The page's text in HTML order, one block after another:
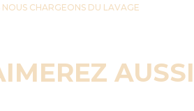
NOUS CHARGEONS DU LAVAGE
AUSSI